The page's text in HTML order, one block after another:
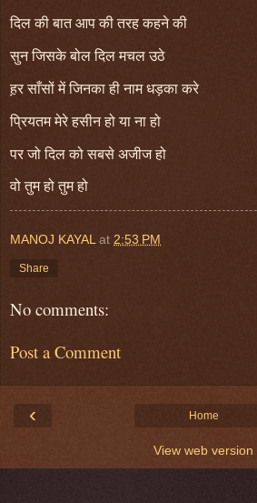
दिल की बात आप की तरह कहने की
सुन जिसके बोल दिल मचल उठे
ह़र साँसों में जिनका ही नाम धड़का करे
प्रियतम मेरे हसीन हो या ना हो
पर जो दिल को सबसे अजीज हो
वो तुम हो तुम हो
MANOJ KAYAL at 2:53 PM
Share
No comments:
Post a Comment
‹ Home
View web version